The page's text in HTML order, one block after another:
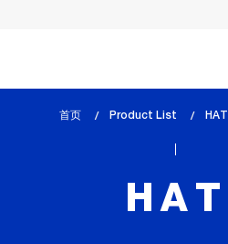
首页 Product List
HAT